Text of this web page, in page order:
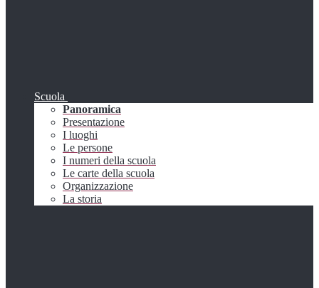
Scuola
Panoramica
Presentazione
I luoghi
Le persone
I numeri della scuola
Le carte della scuola
Organizzazione
La storia